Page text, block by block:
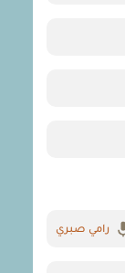
رامي صبري